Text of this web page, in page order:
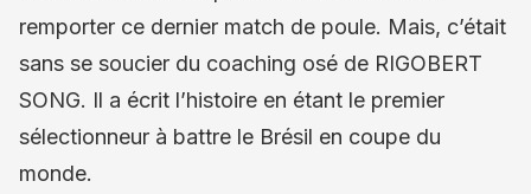
remporter ce dernier match de poule. Mais, c’était
sans se soucier du coaching osé de RIGOBERT
SONG. Il a écrit l’histoire en étant le premier
sélectionneur à battre le Brésil en coupe du
monde.